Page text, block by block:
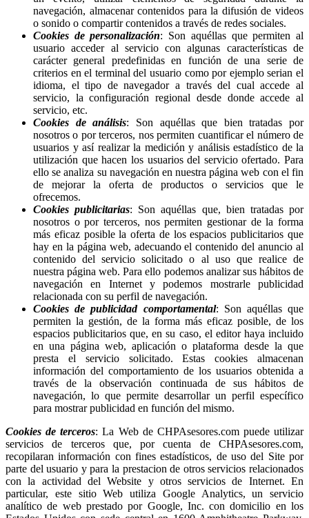
navegación, almacenar contenidos para la difusión de videos
o sonido o compartir contenidos a través de redes sociales.
Cookies de personalización: Son aquéllas que permiten al
usuario acceder al servicio con algunas características de
carácter general predefinidas en función de una serie de
criterios en el terminal del usuario como por ejemplo serian el
idioma, el tipo de navegador a través del cual accede al
servicio, la configuración regional desde donde accede al
servicio, etc.
Cookies de análisis: Son aquéllas que bien tratadas por
nosotros o por terceros, nos permiten cuantificar el número de
usuarios y así realizar la medición y análisis estadístico de la
utilización que hacen los usuarios del servicio ofertado. Para
ello se analiza su navegación en nuestra página web con el fin
de mejorar la oferta de productos o servicios que le
ofrecemos.
Cookies publicitarias: Son aquéllas que, bien tratadas por
nosotros o por terceros, nos permiten gestionar de la forma
más eficaz posible la oferta de los espacios publicitarios que
hay en la página web, adecuando el contenido del anuncio al
contenido del servicio solicitado o al uso que realice de
nuestra página web. Para ello podemos analizar sus hábitos de
navegación en Internet y podemos mostrarle publicidad
relacionada con su perfil de navegación.
Cookies de publicidad comportamental: Son aquéllas que
permiten la gestión, de la forma más eficaz posible, de los
espacios publicitarios que, en su caso, el editor haya incluido
en una página web, aplicación o plataforma desde la que
presta el servicio solicitado. Estas cookies almacenan
información del comportamiento de los usuarios obtenida a
través de la observación continuada de sus hábitos de
navegación, lo que permite desarrollar un perfil específico
para mostrar publicidad en función del mismo.
Cookies de terceros: La Web de CHPAsesores.com puede utilizar
servicios de terceros que, por cuenta de CHPAsesores.com,
recopilaran información con fines estadísticos, de uso del Site por
parte del usuario y para la prestacion de otros servicios relacionados
con la actividad del Website y otros servicios de Internet. En
particular, este sitio Web utiliza Google Analytics, un servicio
analítico de web prestado por Google, Inc. con domicilio en los